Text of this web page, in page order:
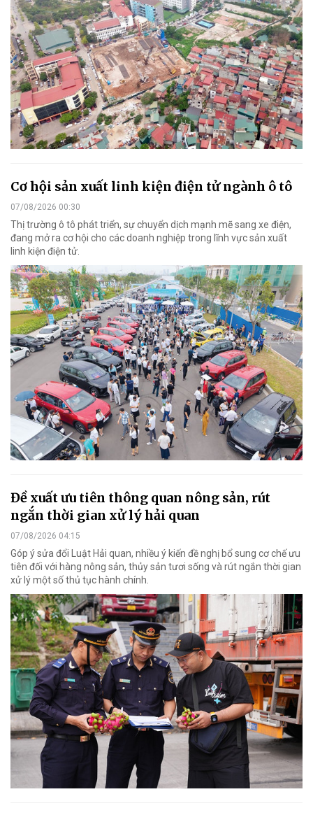
Cơ hội sản xuất linh kiện điện tử ngành ô tô
07/08/2026 00:30
Thị trường ô tô phát triển, sự chuyển dịch mạnh mẽ sang xe điện,
đang mở ra cơ hội cho các doanh nghiệp trong lĩnh vực sản xuất
linh kiện điện tử.
Đề xuất ưu tiên thông quan nông sản, rút
ngắn thời gian xử lý hải quan
07/08/2026 04:15
Góp ý sửa đổi Luật Hải quan, nhiều ý kiến đề nghị bổ sung cơ chế ưu
tiên đối với hàng nông sản, thủy sản tươi sống và rút ngắn thời gian
xử lý một số thủ tục hành chính.